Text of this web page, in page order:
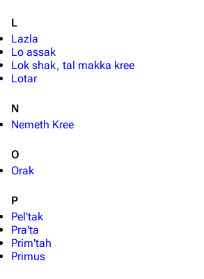
Hauptseite
L
Lazla
Lo assak
Lok shak, tal makka kree
Lotar
N
Nemeth Kree
O
Orak
P
Pel'tak
Pra'ta
Prim'tah
Primus